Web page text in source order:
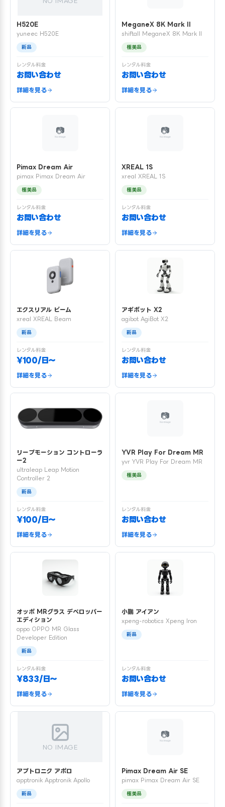
H520E
yuneec H520E
新品
レンタル料金
お問い合わせ
詳細を見る
MeganeX 8K Mark II
shiftall MeganeX 8K Mark II
極美品
レンタル料金
お問い合わせ
詳細を見る
Pimax Dream Air
pimax Pimax Dream Air
極美品
レンタル料金
お問い合わせ
詳細を見る
XREAL 1S
xreal XREAL 1S
極美品
レンタル料金
お問い合わせ
詳細を見る
エクスリアル ビーム
xreal XREAL Beam
新品
レンタル料金
¥100/日〜
詳細を見る
アギボット X2
agibot AgiBot X2
新品
レンタル料金
お問い合わせ
詳細を見る
リープモーション コントローラ
ー2
ultraleap Leap Motion
Controller 2
新品
レンタル料金
¥100/日〜
詳細を見る
YVR Play For Dream MR
yvr YVR Play For Dream MR
極美品
レンタル料金
お問い合わせ
詳細を見る
オッポ MRグラス デベロッパー
エディション
oppo OPPO MR Glass
Developer Edition
新品
レンタル料金
¥833/日〜
詳細を見る
小鵬 アイアン
xpeng-robotics Xpeng Iron
新品
レンタル料金
お問い合わせ
詳細を見る
NO IMAGE
アプトロニク アポロ
apptronik Apptronik Apollo
新品
Pimax Dream Air SE
pimax Pimax Dream Air SE
極美品